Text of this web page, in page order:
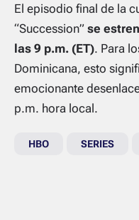
El episodio final de la
“Succession” se
las 9 p.m. (ET). Para
Dominicana, esto
emocionante
p.m. hora local.
HBO SERIES